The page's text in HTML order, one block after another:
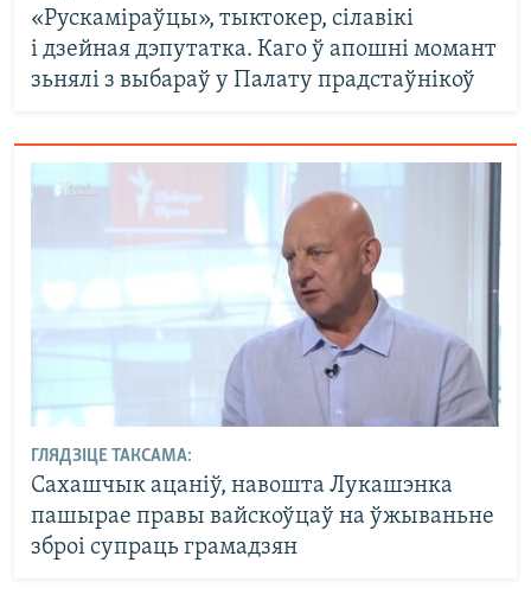
«Рускаміраўцы», тыктокер, сілавікі
і дзейная дэпутатка. Каго ў апошні момант
зьнялі з выбараў у Палату прадстаўнікоў
ГЛЯДЗІЦЕ ТАКСАМА:
Сахашчык ацаніў, навошта Лукашэнка
пашырае правы вайскоўцаў на ўжываньне
зброі супраць грамадзян